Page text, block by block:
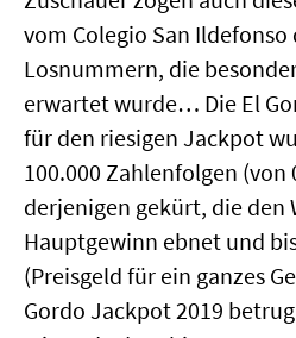
vom Colegio San
Losnummern, die
erwartet wurde… Die El
für den riesigen Jackpot
100.000 Zahlenfolgen (von
derjenigen gekürt, die den
Hauptgewinn ebnet und
(Preisgeld für ein ganzes
Gordo Jackpot 2019